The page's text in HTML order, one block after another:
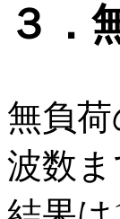
３．
無負
波数